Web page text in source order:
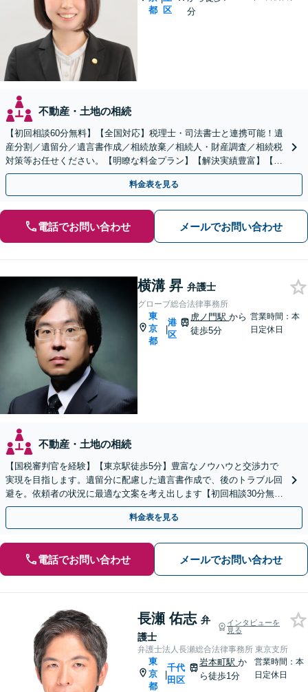
都
区
分
不動産・土地の相続
【初回相談60分無料】【全国対応】税理士・司法書士と連携可能！遺
産分割／遺留分／遺言書作成／相続放棄／相続人・財産調査／相続税
対策等お任せください。【明瞭な料金プラン】【解決実績豊富】【電
話相談可】
料金表を見る
電話でお問い合わせ メールでお問い合わせ
横溝 昇 弁護士
グローブ総合法律事務所
東
京
都
|
港
区
虎ノ門駅から
徒歩5分
営業時間：本
日定休日
不動産・土地の相続
【国税審判官を経験】【東京駅徒歩5分】豊富なノウハウと交渉力で
実現を目指します。遺留分に配慮した遺言書作成で、後のトラブル回
避を。依頼者の状況に最適な文案を考え出します【初回相談30分無
料】
料金表を見る
電話でお問い合わせ メールでお問い合わせ
長瀬 佑志 弁
護士
インタビューを
見る
弁護士法人長瀬総合法律事務所 東京支所
東
京
都
|
千代
田区
岩本町駅か
ら徒歩1分
営業時間：本
日定休日